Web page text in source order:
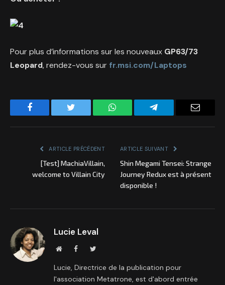
Pour plus d’informations sur les nouveaux GP63/73
Leopard, rendez-vous sur fr.msi.com/Laptops
Facebook Twitter WhatsApp Telegram
ARTICLE PRÉCÉDENT
[Test] MachiaVillain,
welcome to Villain City
ARTICLE SUIVANT
Shin Megami Tensei: Strange
Journey Redux est à présent
disponible !
Lucie Leval
Site
FacebookTwitter
Lucie, Directrice de la publication pour
l'association Metatrone, est d'abord entrée